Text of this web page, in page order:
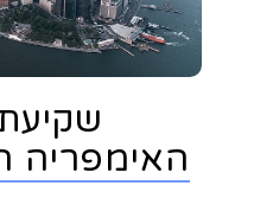
האימפריה